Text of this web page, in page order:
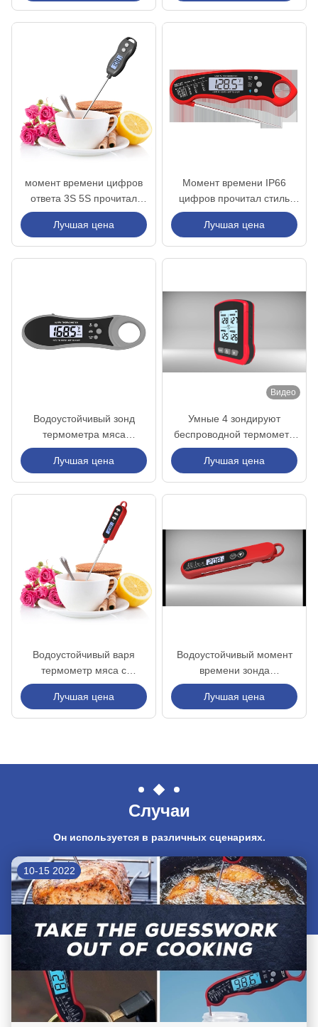
мгновенное чтение
цифровой термометр
пищевых продуктов для
термометр для мяса для
кулинарии с сигнализацией
момент времени цифров
ответа 3S 5S прочитал
термометр еды с крышкой
Лучшая цена
Момент времени IP66
цифров прочитал стиль
зонда нержавеющей стали
варя термометра
Лучшая цена
Водоустойчивый зонд
термометра мяса
БАРБЕКЮ IP67 двойной
для еды кухни
Лучшая цена
Видео
Умные 4 зондируют
беспроводной термометр
гриля с батареей 250MA
Rechargeble
Лучшая цена
Водоустойчивый варя
термометр мяса с
функцией владением для
приготовления на
гриле/Luquid/молока
Лучшая цена
Водоустойчивый момент
времени зонда
складчатости варя
термометра мяса прочитал
термометр еды варя
Лучшая цена
Случаи
Он используется в различных сценариях.
10-15 2022